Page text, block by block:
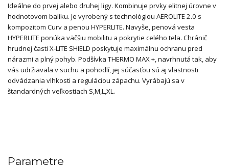
Ideálne do prvej alebo druhej ligy. Kombinuje prvky elitnej úrovne v
hodnotovom balíku. Je vyrobený s technológiou AEROLITE 2.0 s
kompozitom Curv a penou HYPERLITE. Navyše, penová vesta
HYPERLITE ponúka väčšiu mobilitu a pokrytie celého tela. Chránič
hrudnej časti X-LITE SHIELD poskytuje maximálnu ochranu pred
nárazmi a plný pohyb. Podšívka THERMO MAX +, navrhnutá tak, aby
vás udržiavala v suchu a pohodlí, jej súčasťou sú aj vlastnosti
odvádzania vlhkosti a reguláciou zápachu. Vyrábajú sa v
štandardných veľkostiach S,M,L,XL.
Parametre